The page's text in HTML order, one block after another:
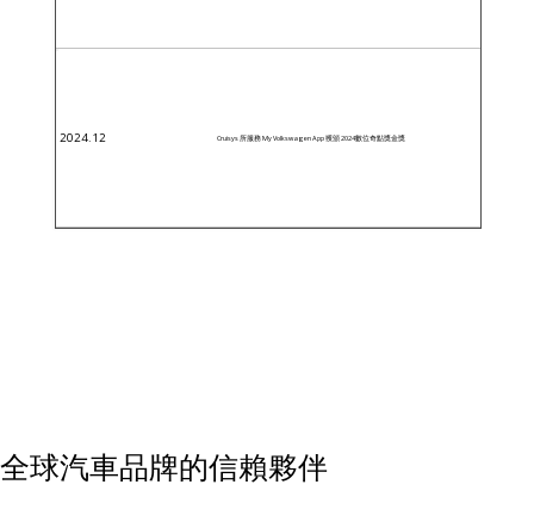
2024.12 Cruisys 所服務 My Volkswagen App 獲頒 2024數位奇點獎金獎
全球汽車品牌的信賴夥伴